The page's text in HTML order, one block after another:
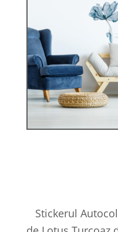
Stickerul